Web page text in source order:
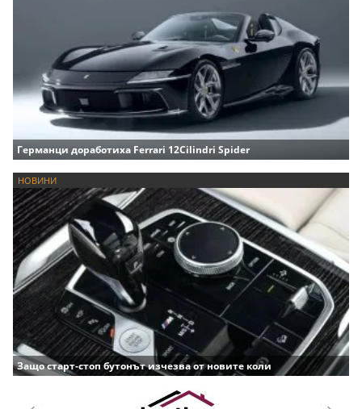
Германци доработиха Ferrari 12Cilindri Spider
НОВИНИ
Защо старт-стоп бутонът изчезва от новите коли